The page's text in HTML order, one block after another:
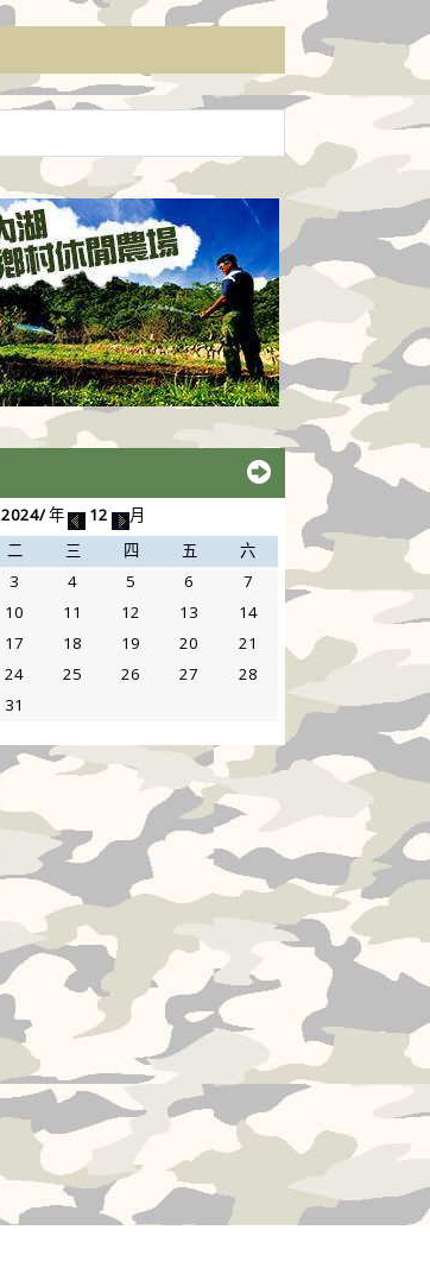
2024/年 12
月
二 三 四 五
六
3 4 5 6
7
10 11 12 13
14
17 18 19 20
21
24 25 26 27
28
31